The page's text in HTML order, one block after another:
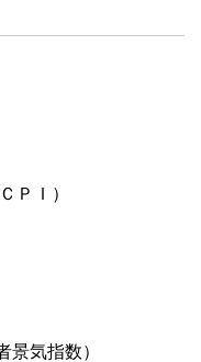
ＰＩ）
景気指数）